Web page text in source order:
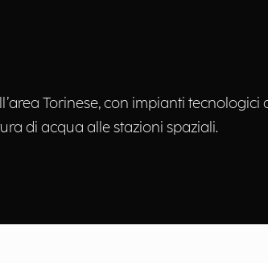
Torinese, con impianti
di acqua alle stazioni spaziali.